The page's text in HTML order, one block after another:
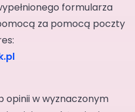
formularza
za pomocą poczty
opinii w wyznaczonym